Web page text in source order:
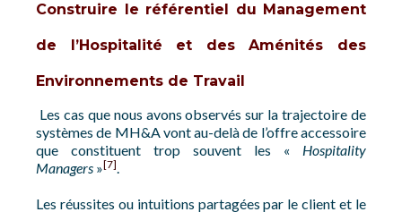
Construire le référentiel du Management
de l’Hospitalité et des Aménités des
Environnements de Travail
Les cas que nous avons observés sur la trajectoire de
systèmes de MH&A vont au-delà de l’offre accessoire
que constituent trop souvent les « Hospitality
Managers »[7].
Les réussites ou intuitions partagées par le client et le